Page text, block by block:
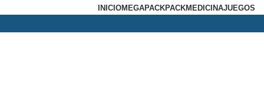
INICIOMEGAPACKPACKMEDICINAJUEGOS